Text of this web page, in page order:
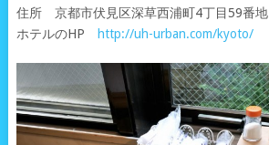
住所 京都市伏見区深草西浦町4丁目59番地
ホテルのHP http://uh-urban.com/kyoto/